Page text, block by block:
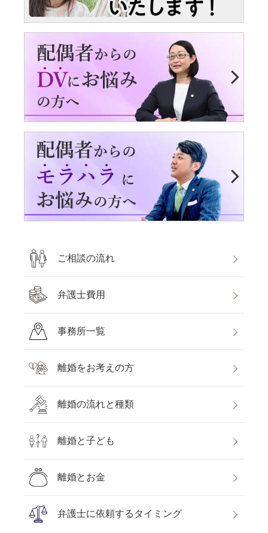
ご相談の流れ
弁護士費用
事務所一覧
離婚をお考えの方
離婚の流れと種類
離婚と子ども
離婚とお金
弁護士に依頼するタイミング